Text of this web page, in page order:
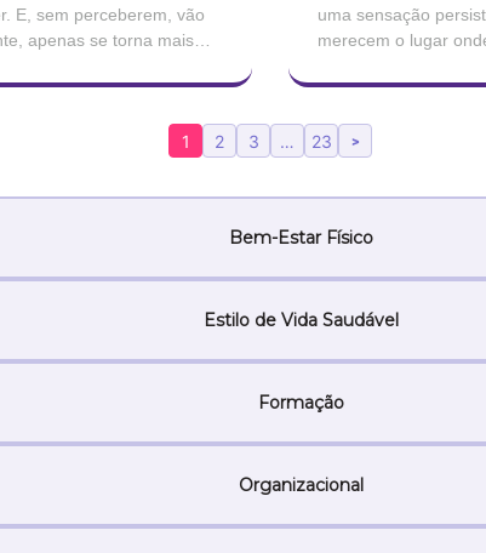
E, sem perceberem, vão
apenas se torna mais
uma sensação
merecem o lugar
1 2 3 … 23 >
Bem-Estar Físico
Estilo de Vida Saudável
Formação
Organizacional